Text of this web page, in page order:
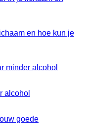
en hoe kun je
alcohol